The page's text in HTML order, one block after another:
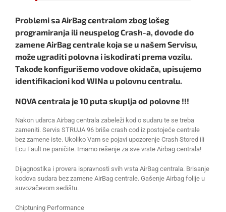
Problemi sa AirBag centralom zbog lošeg
programiranja ili neuspelog Crash-a, dovode do
zamene AirBag centrale koja se u našem Servisu,
može ugraditi polovna i iskodirati prema vozilu.
Takođe konfigurišemo vodove okidača, upisujemo
identifikacioni kod WINa u polovnu centralu.
NOVA centrala je 10 puta skuplja od polovne !!!
Nakon udarca Airbag centrala zabeleži kod o sudaru te se treba
zameniti. Servis STRUJA 96 briše crash cod iz postojeće centrale
bez zamene iste. Ukoliko Vam se pojavi upozorenje Crash Stored ili
Ecu Fault ne paničite. Imamo rešenje za sve vrste Airbag centrala!
Dijagnostika i provera ispravnosti svih vrsta AirBag centrala. Brisanje
kodova sudara bez zamene AirBag centrale. Gašenje Airbag folije u
suvozačevom sedištu.
Chiptuning Performance